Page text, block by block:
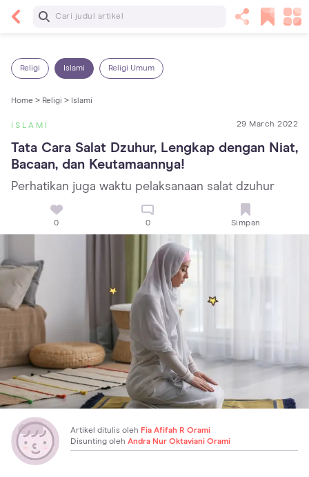
Baca Selanjutnya
Religi Islami Religi Umum
Home > Religi > Islami
ISLAMI 29 March 2022
Tata Cara Salat Dzuhur, Lengkap dengan Niat,
Bacaan, dan Keutamaannya!
Perhatikan juga waktu pelaksanaan salat dzuhur
0 0 Simpan
Artikel ditulis oleh Fia Afifah R Orami
Disunting oleh Andra Nur Oktaviani Orami